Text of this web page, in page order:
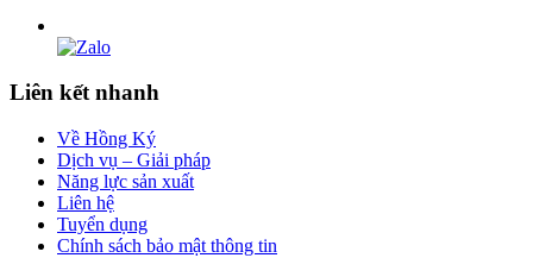
Liên kết nhanh
Về Hồng Ký
Dịch vụ – Giải pháp
Năng lực sản xuất
Liên hệ
Tuyển dụng
Chính sách bảo mật thông tin